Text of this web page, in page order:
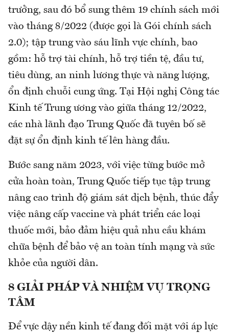
trưởng, sau đó bổ sung thêm 19 chính sách mới
vào tháng 8/2022 (được gọi là Gói chính sách
2.0); tập trung vào sáu lĩnh vực chính, bao
gồm: hỗ trợ tài chính, hỗ trợ tiền tệ, đầu tư,
tiêu dùng, an ninh lương thực và năng lượng,
ổn định chuỗi cung ứng. Tại Hội nghị Công tác
Kinh tế Trung ương vào giữa tháng 12/2022,
các nhà lãnh đạo Trung Quốc đã tuyên bố sẽ
đặt sự ổn định kinh tế lên hàng đầu.
Bước sang năm 2023, với việc từng bước mở
cửa hoàn toàn, Trung Quốc tiếp tục tập trung
nâng cao trình độ giám sát dịch bệnh, thúc đẩy
việc nâng cấp vaccine và phát triển các loại
thuốc mới, bảo đảm hiệu quả nhu cầu khám
chữa bệnh để bảo vệ an toàn tính mạng và sức
khỏe của người dân.
8 GIẢI PHÁP VÀ NHIỆM VỤ TRỌNG
TÂM
Để vực dậy nền kinh tế đang đối mặt với áp lực